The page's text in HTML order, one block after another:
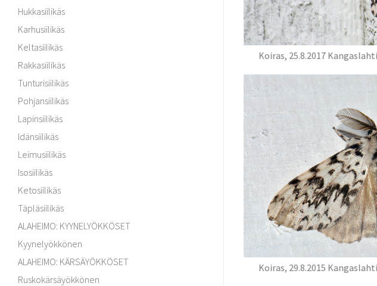
Hukkasiilikäs
Karhusiilikäs
Keltasiilikäs
Rakkasiilikäs
Tunturisiilikäs
Pohjansiilikäs
Lapinsiilikäs
Idänsiilikäs
Leimusiilikäs
Isosiilikäs
Ketosiilikäs
Täpläsiilikäs
ALAHEIMO: KYYNELYÖKKÖSET
Kyynelyökkönen
ALAHEIMO: KÄRSÄYÖKKÖSET
Ruskokärsäyökkönen
Koiras, 25.8.2017
Koiras, 29.8.2015